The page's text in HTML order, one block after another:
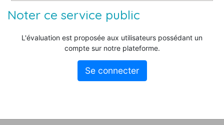
Noter ce service public
L'évaluation est proposée aux utilisateurs possédant un
compte sur notre plateforme.
Se connecter